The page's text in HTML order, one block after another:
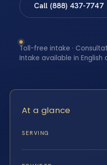
Call (888) 437-7747
Toll-free intake ·
Intake available in English
At a glance
SERVING